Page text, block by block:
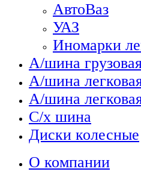
АвтоВаз
УАЗ
Иномарки
А/шина
А/шина
А/шина
С/х шина
Диски колесные
О компании